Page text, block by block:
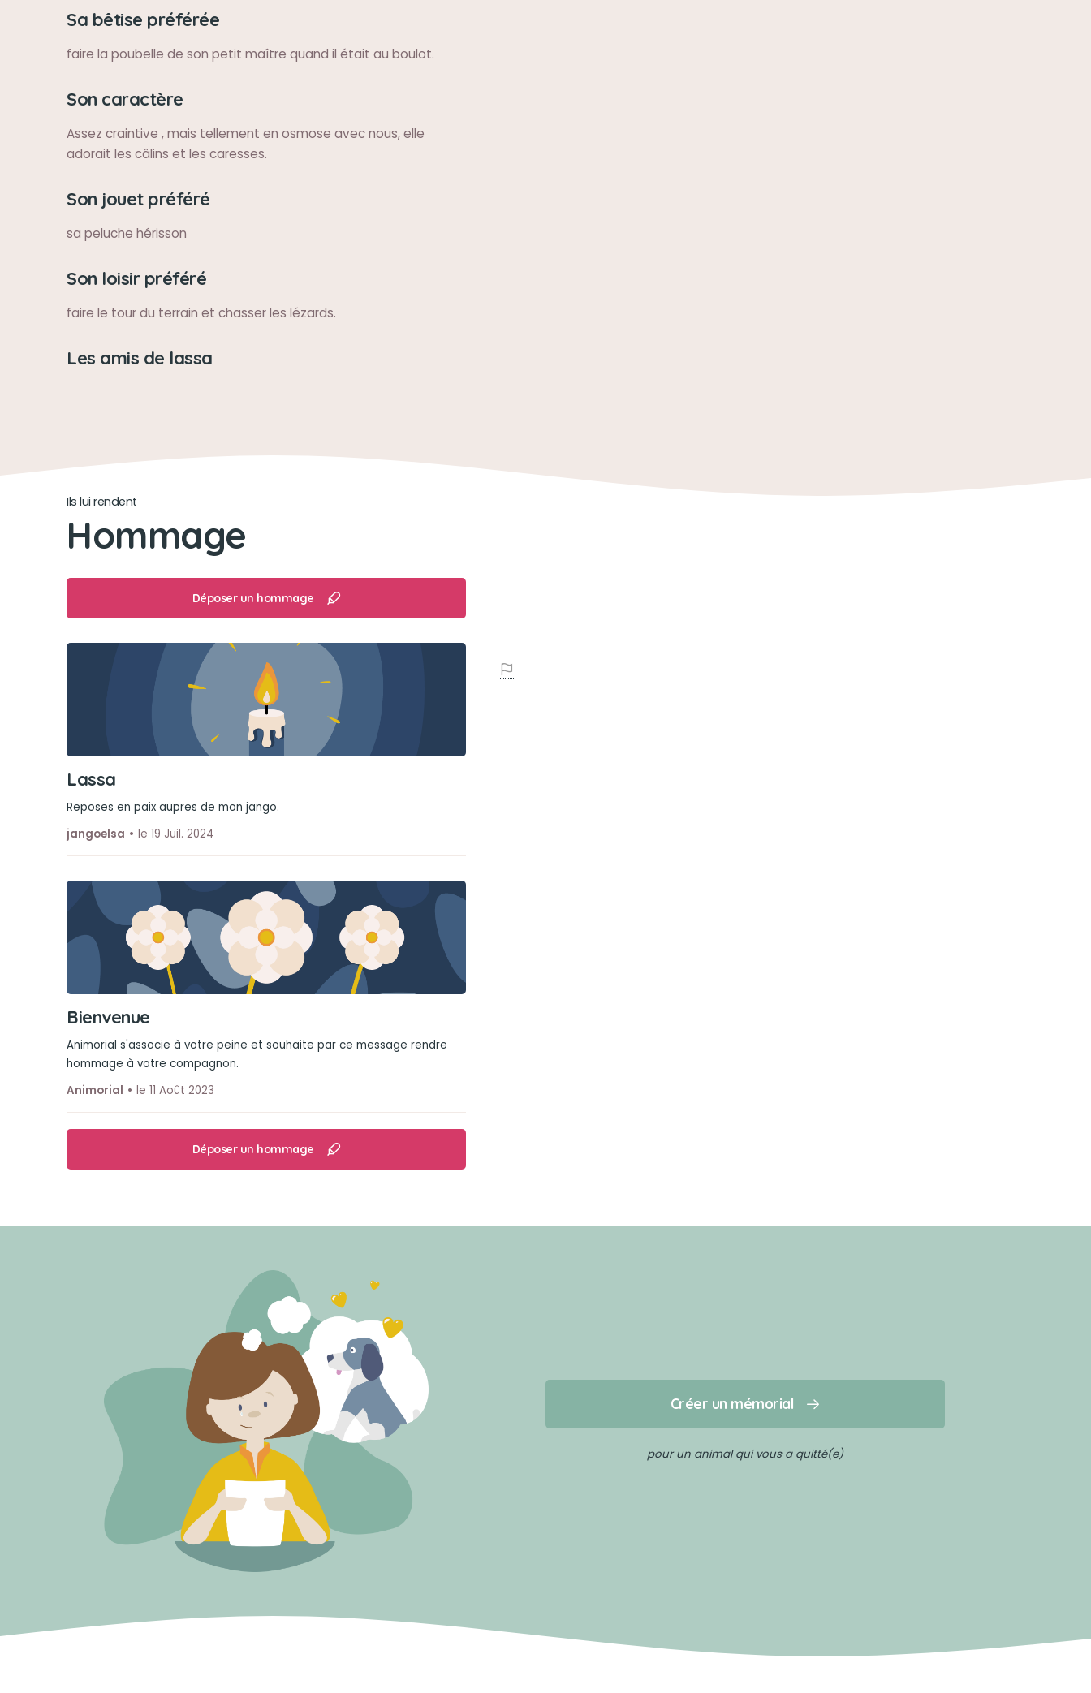
Sa bêtise préférée
faire la poubelle de son petit maître quand il était au boulot.
Son caractère
Assez craintive , mais tellement en osmose avec nous, elle
adorait les câlins et les caresses.
Son jouet préféré
sa peluche hérisson
Son loisir préféré
faire le tour du terrain et chasser les lézards.
Les amis de lassa
Ils lui rendent
Hommage
Déposer un hommage
Lassa
Reposes en paix aupres de mon jango.
jangoelsa
le 19 Juil. 2024
Bienvenue
Animorial s'associe à votre peine et souhaite par ce message rendre
hommage à votre compagnon.
Animorial
le 11 Août 2023
Déposer un hommage
Créer un mémorial
pour un animal qui vous a quitté(e)